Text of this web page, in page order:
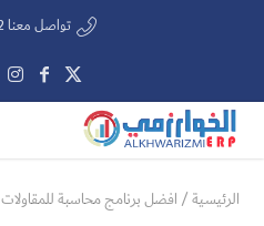
تواصل معنا 920002762
الرئيسية/ افضل برنامج محاسبة للمقاولات